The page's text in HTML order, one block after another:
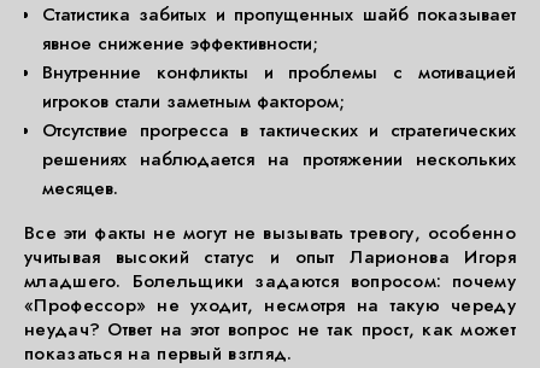
Статистика забитых и пропущенных шайб показывает
явное снижение эффективности;
Внутренние конфликты и проблемы с мотивацией
игроков стали заметным фактором;
Отсутствие прогресса в тактических и стратегических
решениях наблюдается на протяжении нескольких
месяцев.
Все эти факты не могут не вызывать тревогу, особенно
учитывая высокий статус и опыт Ларионова Игоря
младшего. Болельщики задаются вопросом: почему
«Профессор» не уходит, несмотря на такую череду
неудач? Ответ на этот вопрос не так прост, как может
показаться на первый взгляд.